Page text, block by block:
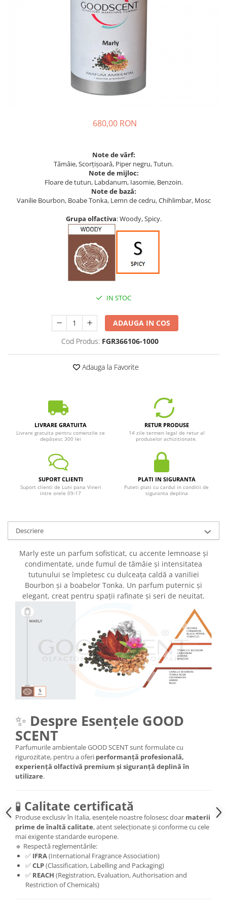
680,00 RON
Note de vârf:
Tămâie, Scorțișoară, Piper negru, Tutun.
Note de mijloc:
Floare de tutun, Labdanum, Iasomie, Benzoin.
Note de bază:
Vanilie Bourbon, Boabe Tonka, Lemn de cedru, Chihlimbar, Mosc
Grupa olfactiva: Woody, Spicy.
IN STOC
ADAUGA IN COS
Cod Produs: FGR366106-1000
Adauga la Favorite
LIVRARE GRATUITA
Livrare gratuita pentru comenzile ce
depășesc 300 lei
RETUR PRODUSE
14 zile termen legal de retur al
produselor achiziționate.
SUPORT CLIENTI
Suport clienti de Luni pana Vineri
intre orele 09-17
PLATI IN SIGURANTA
Puteti plati cu cardul in conditii de
siguranta deplina
Descriere
Marly este un parfum sofisticat, cu accente lemnoase și
condimentate, unde fumul de tămâie și intensitatea
tutunului se împletesc cu dulceața caldă a vaniliei
Bourbon și a boabelor Tonka. Un parfum puternic și
elegant, creat pentru spații rafinate și seri de neuitat.
✨ Despre Esențele GOOD
SCENT
Parfumurile ambientale GOOD SCENT sunt formulate cu
rigurozitate, pentru a oferi performanță profesională,
experiență olfactivă premium și siguranță deplină în
utilizare.
🧪 Calitate certificată
Produse exclusiv în Italia, esențele noastre folosesc doar materii
prime de înaltă calitate, atent selecționate și conforme cu cele
mai exigente standarde europene.
🔹 Respectă reglementările:
✅ IFRA(International Fragrance Association)
✅CLP(Classification, Labelling and Packaging)
✅ REACH (Registration, Evaluation, Authorisation and
Restriction of Chemicals)